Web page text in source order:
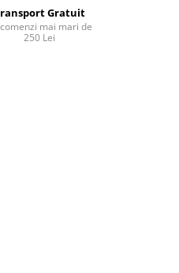
Gratuit
mai mari de
250 Lei